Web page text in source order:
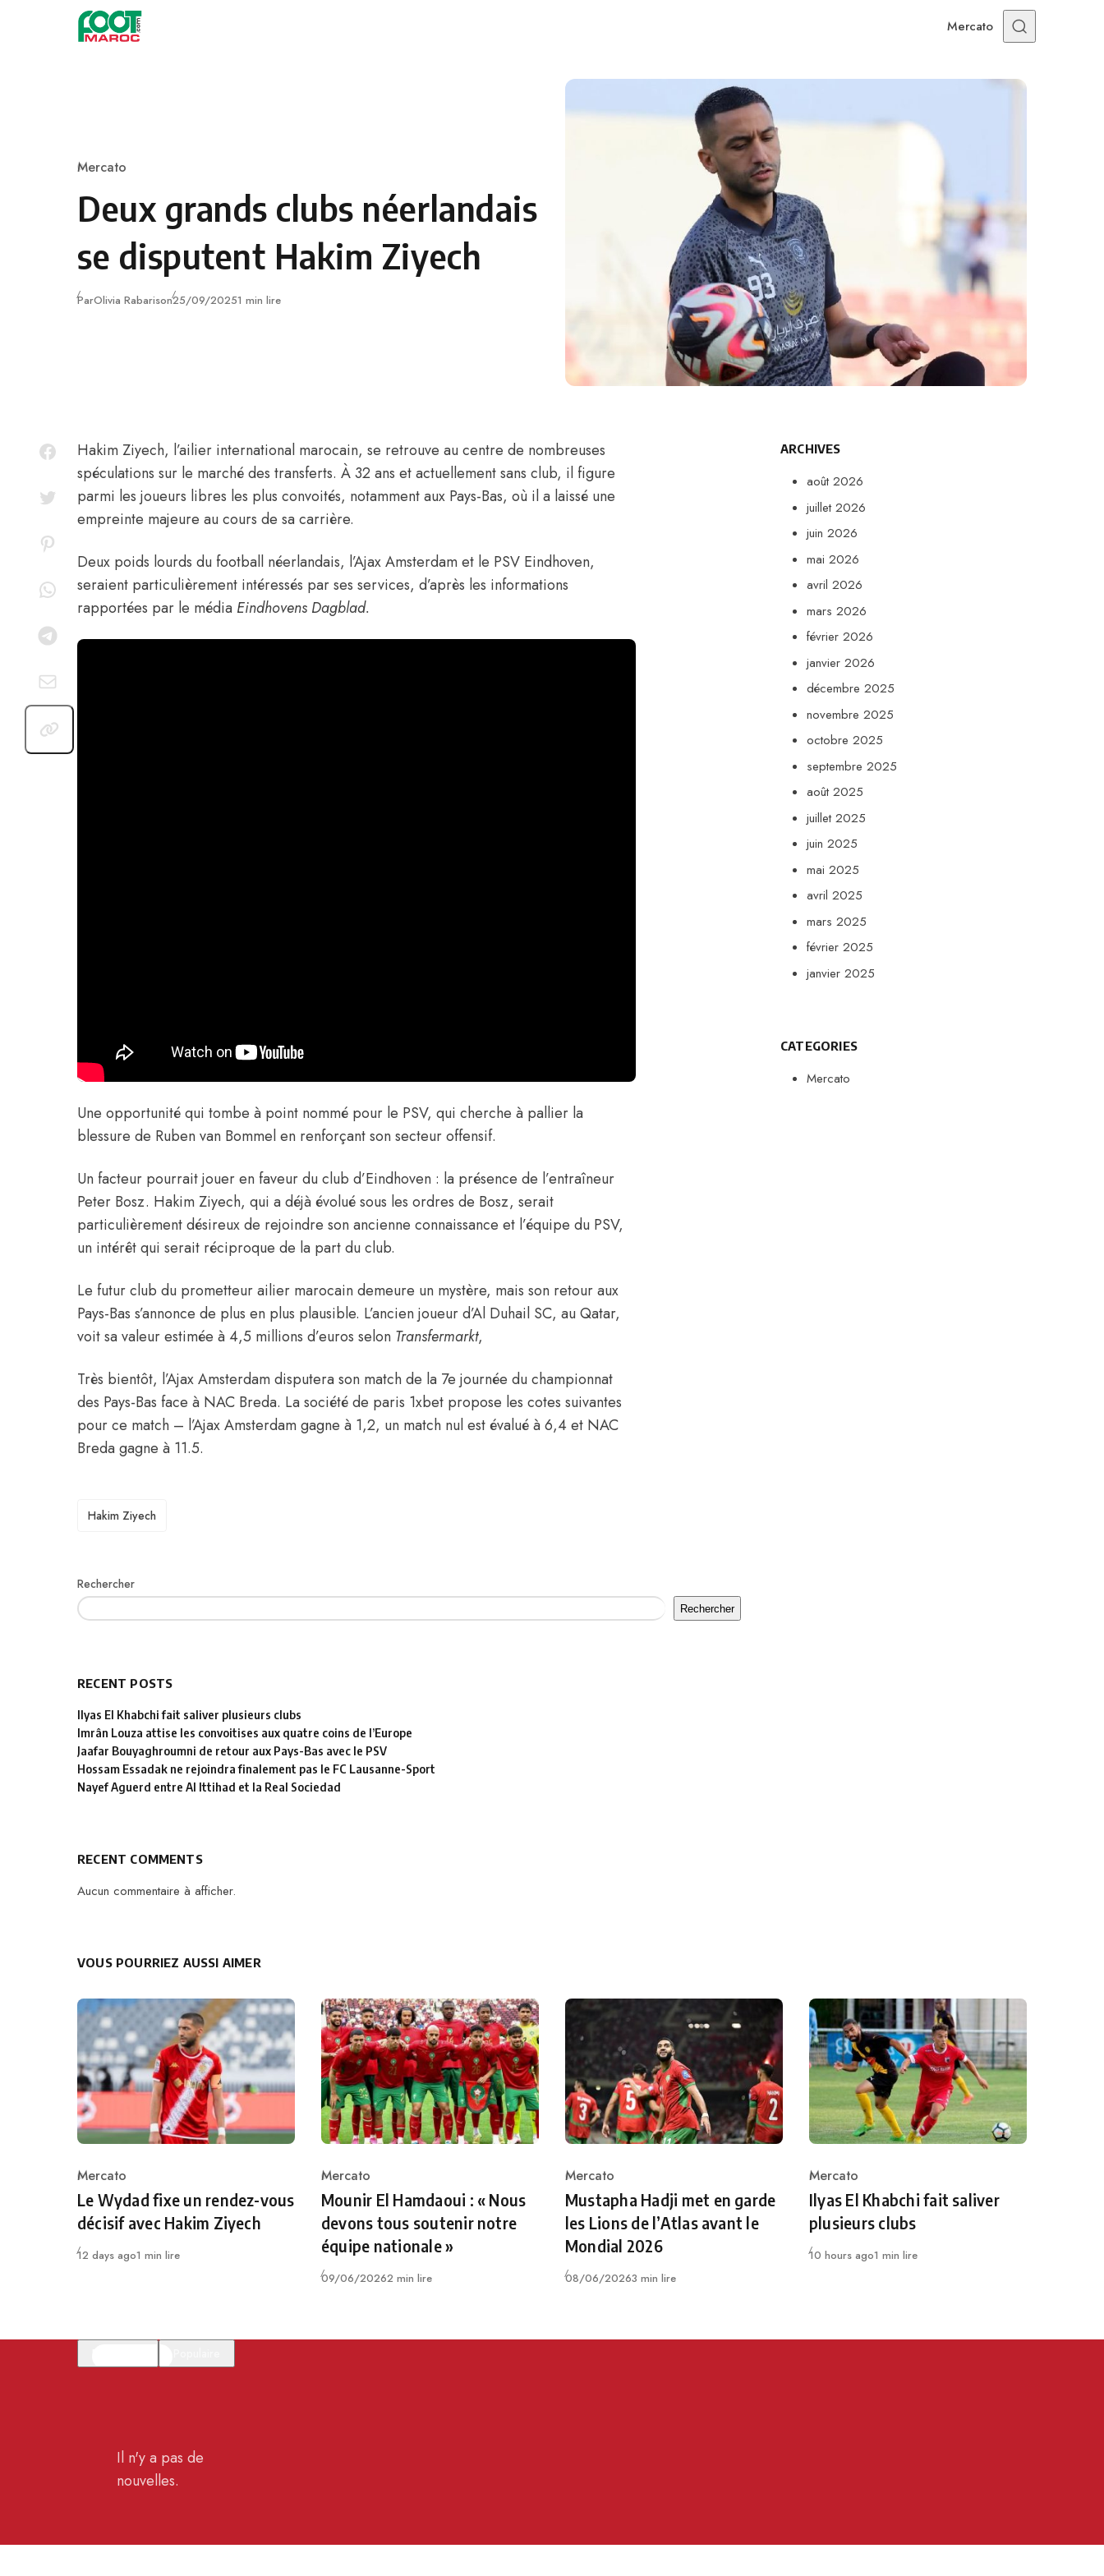
Skip to content
Mercato
Category
Mercato
Deux grands clubs néerlandais
se disputent Hakim Ziyech
ParOlivia RabarisonPublié
25/09/20251 min lire
Hakim Ziyech, l’ailier international marocain, se retrouve au centre de nombreuses
spéculations sur le marché des transferts. À 32 ans et actuellement sans club, il figure
parmi les joueurs libres les plus convoités, notamment aux Pays-Bas, où il a laissé une
empreinte majeure au cours de sa carrière.
Deux poids lourds du football néerlandais, l’Ajax Amsterdam et le PSV Eindhoven,
seraient particulièrement intéressés par ses services, d’après les informations
rapportées par le média Eindhovens Dagblad.
Une opportunité qui tombe à point nommé pour le PSV, qui cherche à pallier la
blessure de Ruben van Bommel en renforçant son secteur offensif.
Un facteur pourrait jouer en faveur du club d’Eindhoven : la présence de l’entraîneur
Peter Bosz. Hakim Ziyech, qui a déjà évolué sous les ordres de Bosz, serait
particulièrement désireux de rejoindre son ancienne connaissance et l’équipe du PSV,
un intérêt qui serait réciproque de la part du club.
Le futur club du prometteur ailier marocain demeure un mystère, mais son retour aux
Pays-Bas s’annonce de plus en plus plausible. L’ancien joueur d’Al Duhail SC, au Qatar,
voit sa valeur estimée à 4,5 millions d’euros selon Transfermarkt,
Très bientôt, l’Ajax Amsterdam disputera son match de la 7e journée du championnat
des Pays-Bas face à NAC Breda. La société de paris 1xbet propose les cotes suivantes
pour ce match – l’Ajax Amsterdam gagne à 1,2, un match nul est évalué à 6,4 et NAC
Breda gagne à 11.5.
TAGS
Hakim Ziyech
Rechercher
Rechercher
RECENT POSTS
Ilyas El Khabchi fait saliver plusieurs clubs
Imrân Louza attise les convoitises aux quatre coins de l’Europe
Jaafar Bouyaghroumni de retour aux Pays-Bas avec le PSV
Hossam Essadak ne rejoindra finalement pas le FC Lausanne-Sport
Nayef Aguerd entre Al Ittihad et la Real Sociedad
RECENT COMMENTS
Aucun commentaire à afficher.
ARCHIVES
août 2026
juillet 2026
juin 2026
mai 2026
avril 2026
mars 2026
février 2026
janvier 2026
décembre 2025
novembre 2025
octobre 2025
septembre 2025
août 2025
juillet 2025
juin 2025
mai 2025
avril 2025
mars 2025
février 2025
janvier 2025
CATEGORIES
Mercato
VOUS POURRIEZ AUSSI AIMER
Category
Mercato
Le Wydad fixe un rendez-vous
décisif avec Hakim Ziyech
Publié
12 days ago1 min lire
Category
Mercato
Mounir El Hamdaoui : « Nous
devons tous soutenir notre
équipe nationale »
Publié
09/06/20262 min lire
Category
Mercato
Mustapha Hadji met en garde
les Lions de l’Atlas avant le
Mondial 2026
Publié
08/06/20263 min lire
Category
Mercato
Ilyas El Khabchi fait saliver
plusieurs clubs
Publié
10 hours ago1 min lire
Il n'y a pas de
nouvelles.